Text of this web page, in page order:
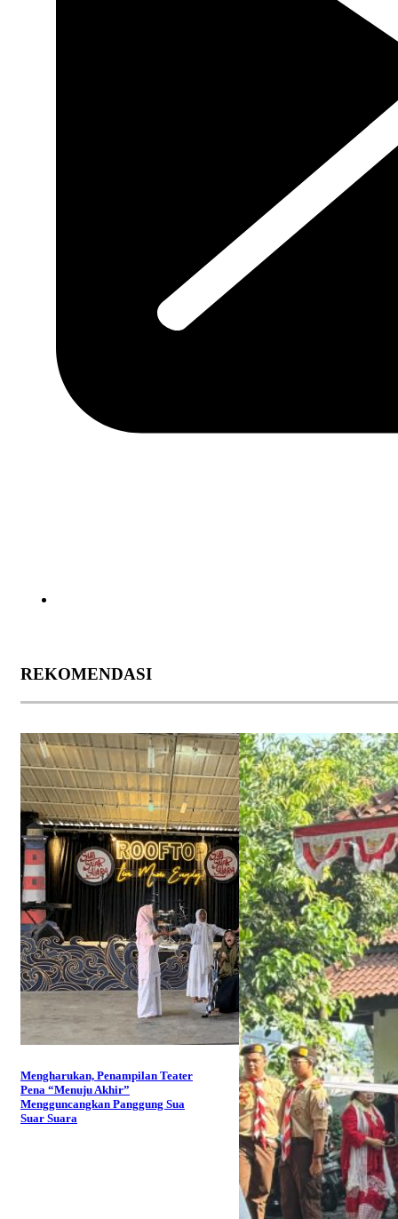
REKOMENDASI
Mengharukan, Penampilan Teater
Pena “Menuju Akhir”
Mengguncangkan Panggung Sua
Suar Suara